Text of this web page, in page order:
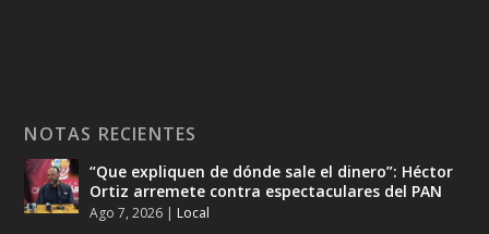
NOTAS RECIENTES
“Que expliquen de dónde sale el dinero”: Héctor
Ortiz arremete contra espectaculares del PAN
Ago 7, 2026 | Local